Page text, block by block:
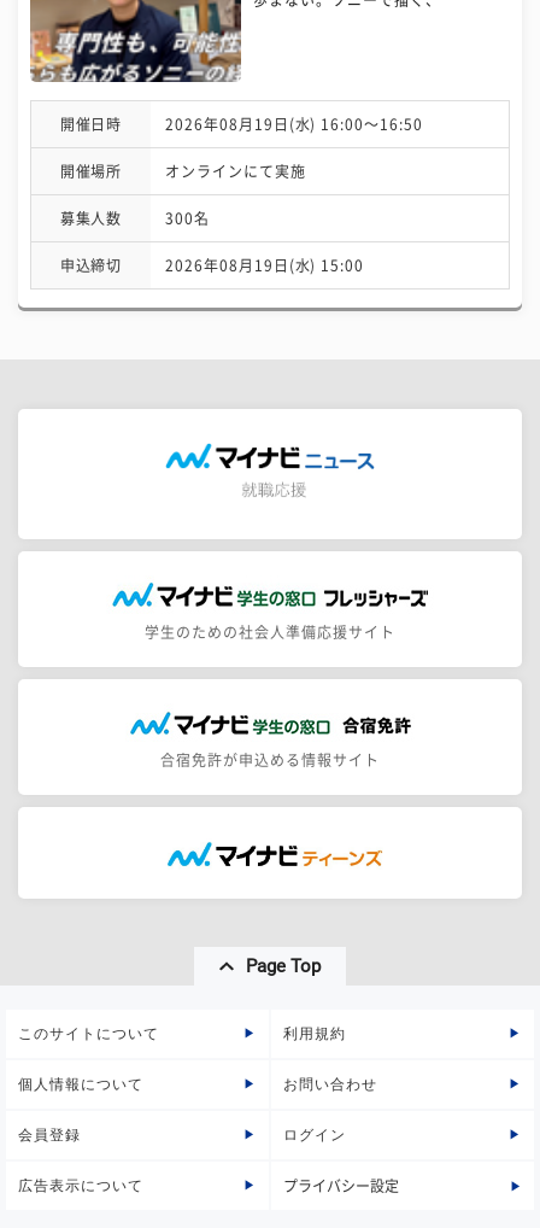
開催日時 2026年08月19日(水) 16:00〜16:50
開催場所 オンラインにて実施
募集人数 300名
申込締切 2026年08月19日(水) 15:00
学生のための社会人準備応援サイト
合宿免許が申込める情報サイト
Page Top
このサイトについて 利用規約
個人情報について お問い合わせ
会員登録 ログイン
広告表示について プライバシー設定